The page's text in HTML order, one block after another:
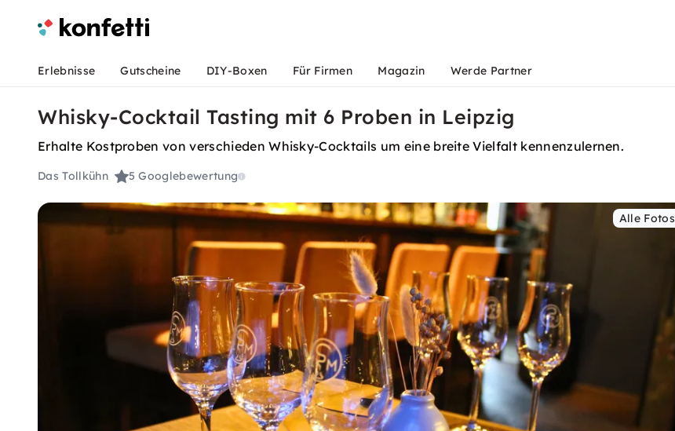
Erlebnisse Gutscheine DIY-Boxen Für Firmen Magazin Werde Partner
Whisky-Cocktail Tasting mit 6 Proben in Leipzig
Erhalte Kostproben von verschieden Whisky-Cocktails um eine breite Vielfalt kennenzulernen.
Das Tollkühn 5Googlebewertung
Alle Fotos